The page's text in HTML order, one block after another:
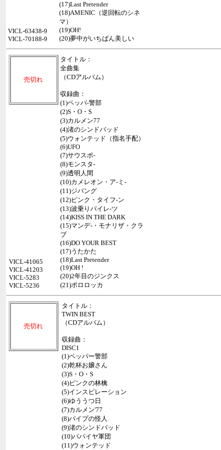
(17)Last Pretender
(18)AMENIC（逆回転のシネ
マ）
(19)OH!
(20)夢中がいちばん美しい
VICL-63438-9
VICL-70188-9
売切れ
タイトル：
全曲集
（CDアルバム）
収録曲：
(1)ペッパ-警部
(2)S・O・S
(3)カルメン77
(4)渚のシンドバッド
(5)ウォンテッド（指名手配）
(6)UFO
(7)サウスポ-
(8)モンスタ-
(9)透明人間
(10)カメレオン・ア-ミ-
(11)ジパング
(12)ピンク・タイフ-ン
(13)波乗りパイレ-ツ
(14)KISS IN THE DARK
(15)マンデ-・モナリザ・クラ
ブ
(16)DO YOUR BEST
(17)うたかた
(18)Last Pretender
(19)OH !
(20)2年目のジンクス
(21)ポロロッカ
VICL-41065
VICL-41203
VICL-5283
VICL-5236
売切れ
タイトル：
TWIN BEST
（CDアルバム）
収録曲：
DISC1
(1)ペッパー警部
(2)乾杯お嬢さん
(3)S・O・S
(4)ピンクの林檎
(5)インスピレーション
(6)ゆううつ日
(7)カルメン'77
(8)パイプの怪人
(9)渚のシンドバッド
(10)パパイヤ軍団
(11)ウォンテッド